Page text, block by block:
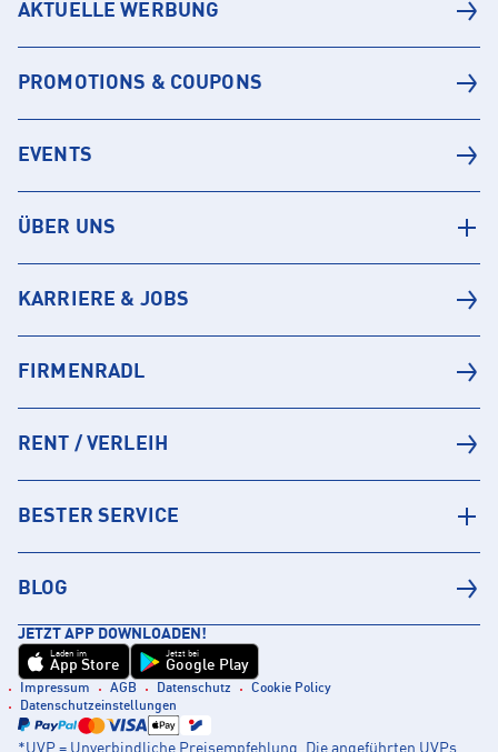
AKTUELLE WERBUNG
PROMOTIONS & COUPONS
EVENTS
ÜBER UNS
KARRIERE & JOBS
FIRMENRADL
RENT / VERLEIH
BESTER SERVICE
BLOG
JETZT APP DOWNLOADEN!
Laden im
App Store
Jetzt bei
Google Play
Impressum AGB Datenschutz
Cookie Policy
Datenschutzeinstellungen